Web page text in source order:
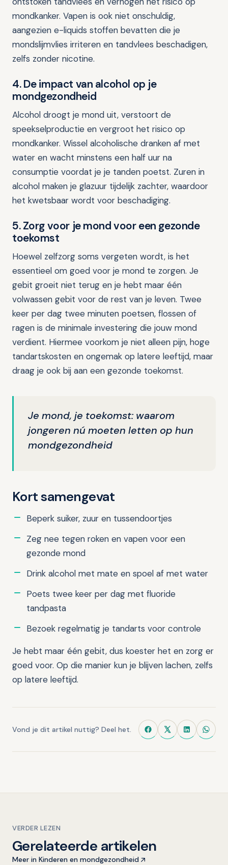
mondkanker. Vapen is ook niet onschuldig,
aangezien e-liquids stoffen bevatten die je
mondslijmvlies irriteren en tandvlees beschadigen,
zelfs zonder nicotine.
4. De impact van alcohol op je
mondgezondheid
Alcohol droogt je mond uit, verstoort de
speekselproductie en vergroot het risico op
mondkanker. Wissel alcoholische dranken af met
water en wacht minstens een half uur na
consumptie voordat je je tanden poetst. Zuren in
alcohol maken je glazuur tijdelijk zachter, waardoor
het kwetsbaar wordt voor beschadiging.
5. Zorg voor je mond voor een gezonde
toekomst
Hoewel zelfzorg soms vergeten wordt, is het
essentieel om goed voor je mond te zorgen. Je
gebit groeit niet terug en je hebt maar één
volwassen gebit voor de rest van je leven. Twee
keer per dag twee minuten poetsen, flossen of
ragen is de minimale investering die jouw mond
verdient. Hiermee voorkom je niet alleen pijn, hoge
tandartskosten en ongemak op latere leeftijd, maar
draag je ook bij aan een gezonde toekomst.
Je mond, je toekomst: waarom
jongeren nú moeten letten op hun
mondgezondheid
Kort samengevat
Beperk suiker, zuur en tussendoortjes
Zeg nee tegen roken en vapen voor een
gezonde mond
Drink alcohol met mate en spoel af met water
Poets twee keer per dag met fluoride
tandpasta
Bezoek regelmatig je tandarts voor controle
Je hebt maar één gebit, dus koester het en zorg er
goed voor. Op die manier kun je blijven lachen, zelfs
op latere leeftijd.
Vond je dit artikel nuttig? Deel het.
VERDER LEZEN
Gerelateerde artikelen
Meer in Kinderen en mondgezondheid